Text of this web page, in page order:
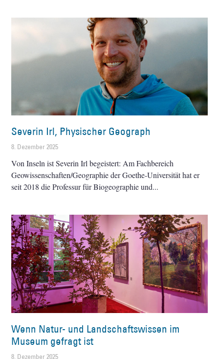
Severin Irl, Physischer Geograph
8. Dezember 2025
Von Inseln ist Severin Irl begeistert: Am Fachbereich
Geowissenschaften/Geographie der Goethe-Universität hat er
seit 2018 die Professur für Biogeographie und
Wenn Natur- und Landschaftswissen im
Museum gefragt ist
8. Dezember 2025